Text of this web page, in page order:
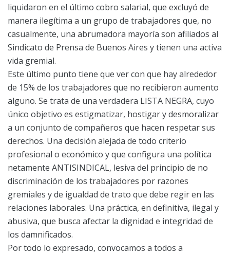
liquidaron en el último cobro salarial, que excluyó de
manera ilegítima a un grupo de trabajadores que, no
casualmente, una abrumadora mayoría son afiliados al
Sindicato de Prensa de Buenos Aires y tienen una activa
vida gremial.
Este último punto tiene que ver con que hay alrededor
de 15% de los trabajadores que no recibieron aumento
alguno. Se trata de una verdadera LISTA NEGRA, cuyo
único objetivo es estigmatizar, hostigar y desmoralizar
a un conjunto de compañeros que hacen respetar sus
derechos. Una decisión alejada de todo criterio
profesional o económico y que configura una política
netamente ANTISINDICAL, lesiva del principio de no
discriminación de los trabajadores por razones
gremiales y de igualdad de trato que debe regir en las
relaciones laborales. Una práctica, en definitiva, ilegal y
abusiva, que busca afectar la dignidad e integridad de
los damnificados.
Por todo lo expresado, convocamos a todos a